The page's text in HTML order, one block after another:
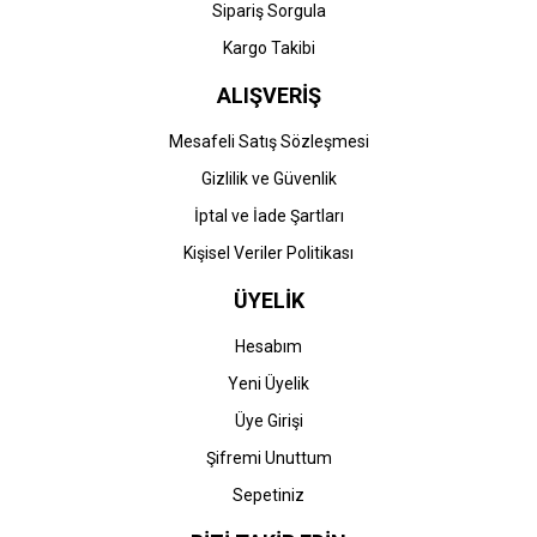
Gönder
Sipariş Sorgula
Kargo Takibi
ALIŞVERİŞ
Mesafeli Satış Sözleşmesi
Gizlilik ve Güvenlik
İptal ve İade Şartları
Kişisel Veriler Politikası
ÜYELİK
Hesabım
Yeni Üyelik
Üye Girişi
Şifremi Unuttum
Sepetiniz